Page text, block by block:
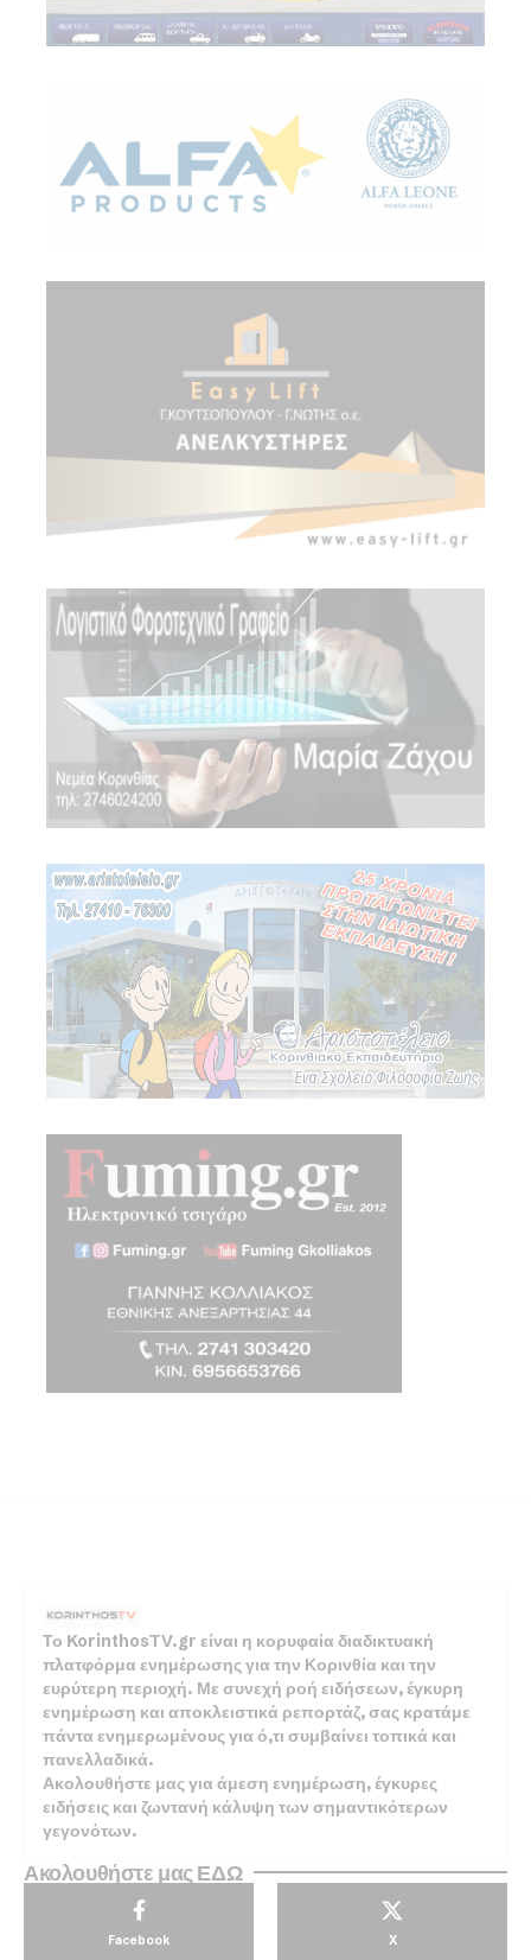
Το KorinthosTV.gr είναι η κορυφαία διαδικτυακή
πλατφόρμα ενημέρωσης για την Κορινθία και την
ευρύτερη περιοχή. Με συνεχή ροή ειδήσεων, έγκυρη
ενημέρωση και αποκλειστικά ρεπορτάζ, σας κρατάμε
πάντα ενημερωμένους για ό,τι συμβαίνει τοπικά και
πανελλαδικά.
Ακολουθήστε μας για άμεση ενημέρωση, έγκυρες
ειδήσεις και ζωντανή κάλυψη των σημαντικότερων
γεγονότων.
Ακολουθήστε μας ΕΔΩ
Facebook X